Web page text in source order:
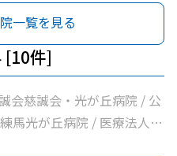
おおき整形外科
一覧を見る
[10件]
会慈誠会・光が丘病院 / 公
馬光が丘病院 / 医療法人社